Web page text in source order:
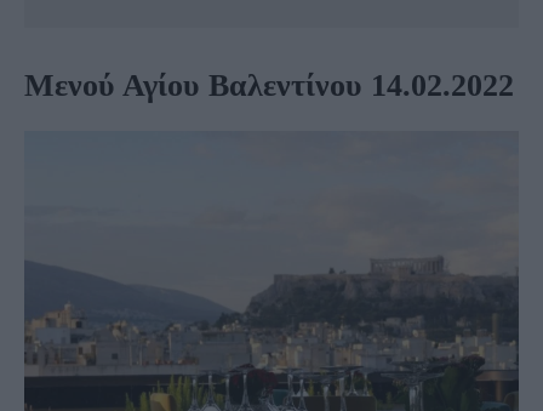
Μενού Αγίου Βαλεντίνου 14.02.2022